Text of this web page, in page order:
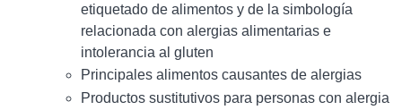
etiquetado de alimentos y de la simbología
relacionada con alergias alimentarias e
intolerancia al gluten
Principales alimentos causantes de alergias
Productos sustitutivos para personas con alergia